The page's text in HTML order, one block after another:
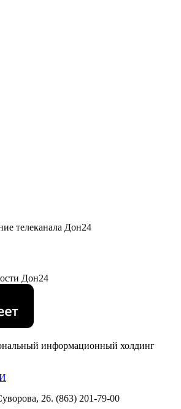
телеканала Дон24
Дон24
информационный холдинг
26. (863) 201-79-00